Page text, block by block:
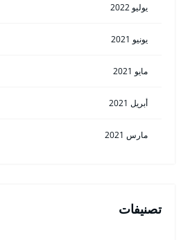
يوليو 2022
يونيو 2021
مايو 2021
أبريل 2021
مارس 2021
تصنيفات